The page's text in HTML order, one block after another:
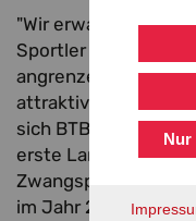
Nur
"Wir erwarten rund
Sportler aus Baden-
angrenzenden In-
attraktive
sich BTB-Präsident
erste
Zwangspause und
im Jahr 2022. "Vom